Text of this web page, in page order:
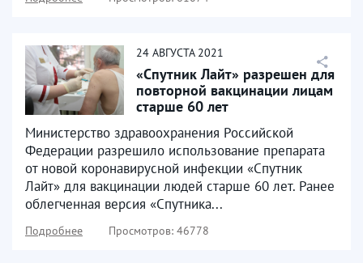
24 АВГУСТА 2021
«Спутник Лайт» разрешен для
повторной вакцинации лицам
старше 60 лет
Министерство здравоохранения Российской
Федерации разрешило использование препарата
от новой коронавирусной инфекции «Спутник
Лайт» для вакцинации людей старше 60 лет. Ранее
облегченная версия «Спутника...
Подробнее Просмотров: 46778